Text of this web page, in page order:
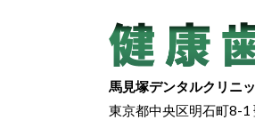
馬見塚デンタルクリニ
東京都中央区明石町8-